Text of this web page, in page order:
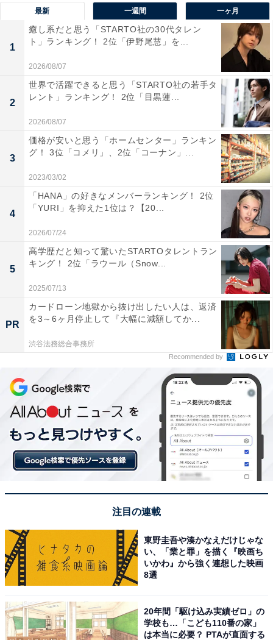
回答者からは、「御幸橋から見る由布岳、桜、大分川の
景色は最高だからです」（60代女性／愛知県）、「菜の
花と桜が綺麗だった記憶があります」（40代女性／福岡
県）、「川に散った桜が浮かんでいて綺麗だから」（30
代女性／福岡県）、「温泉街道に広がる桜が綺麗だか
ら」（40代男性／東京都）などのコメントが寄せられま
した。
この記事の筆者：福島 ゆき プロフィール
アニメや漫画のレビュー、エンタメトピックスなどを中
心に、オールジャンルで執筆中のライター。時々、店舗
取材などのリポート記事も担当。All AboutおよびAll
About ニュースでのライター歴は6年。
次ページ
7位までの全ランキング結果を見
こちらもおすすめ
福岡で人気の「桜の名所」ランキング！ 「小倉
最新 一週間 一ヶ月
1
癒し系だと思う「STARTO社の30代タレン
ト」ランキング！ 2位「伊野尾慧」を...
2026/08/07
2
世界で活躍できると思う「STARTO社の若手タ
レント」ランキング！ 2位「目黒蓮...
2026/08/07
3
価格が安いと思う「ホームセンター」ランキン
グ！ 3位「コメリ」、2位「コーナン」...
2023/03/02
4
「HANA」の好きなメンバーランキング！ 2位
「YURI」を抑えた1位は？【20...
2026/07/24
5
高学歴だと知って驚いたSTARTOタレントラン
キング！ 2位「ラウール（Snow...
2025/07/13
PR
カードローン地獄から抜け出したい人は、返済
を3～6ヶ月停止して『大幅に減額してか...
渋谷法務総合事務所
Recommended by
注目の連載
東野圭吾や湊かなえだけじゃな
い、「業と罪」を描く『映画ち
いかわ』から強く連想した映画
8選
20年間「駆け込み実績ゼロ」の
学校も…「こども110番の家」
は本当に必要？ PTAが直面する